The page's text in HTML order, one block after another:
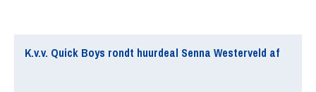
K.v.v. Quick Boys rondt huurdeal Senna Westerveld af